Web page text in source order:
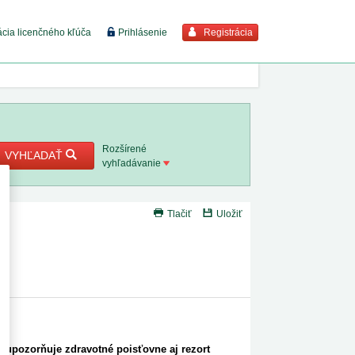
licenčného kľúča Prihlásenie Registrácia
viac
8. 2026
8.
1. 8.
8. 2026
VYHĽADAŤ
Rozšírené
vyhľadávanie
Tlačiť
Uložiť
upozorňuje zdravotné poisťovne aj rezort